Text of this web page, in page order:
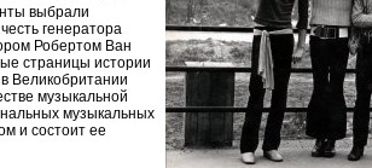
выбрали
генератора
Робертом Ван
страницы истории
Великобритании
музыкальной
музыкальных
и состоит ее